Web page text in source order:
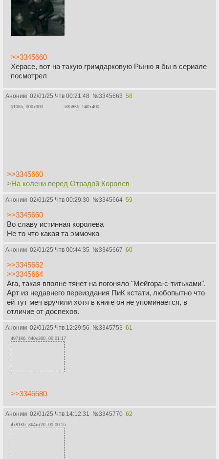
>>3345660
Херасе, вот на такую гримдарковую Рыню я бы в сериале
посмотрел
Аноним 02/01/25 Чтв 00:21:48 №3345663 58
510Кб, 900x900 6358Кб, 540x400
>>3345660
>На колени перед Отрадой Королев-
Аноним 02/01/25 Чтв 00:29:30 №3345664 59
>>3345660
Во славу истинная королева
Не то что какая та эммочка
Аноним 02/01/25 Чтв 00:44:35 №3345667 60
>>3345662
>>3345664
Ага, такая вполне тянет на погоняло "Мейгора-с-титьками".
Арт из недавнего переиздания ПиК кстати, любопытно что
ей тут меч вручили хотя в книге он не упоминается, в
отличие от доспехов.
Аноним 02/01/25 Чтв 12:29:56 №3345753 61
4971Кб, 640x360, 00:01:17
>>3345580
Аноним 02/01/25 Чтв 14:12:31 №3345770 62
4781Кб, 864x720, 00:00:55